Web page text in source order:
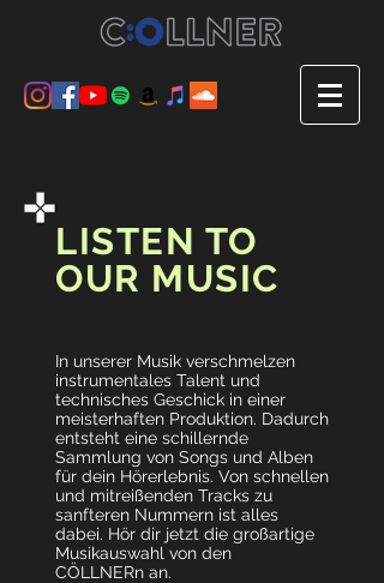
LISTEN TO
OUR MUSIC
In unserer Musik verschmelzen
instrumentales Talent und
technisches Geschick in einer
meisterhaften Produktion. Dadurch
entsteht eine schillernde
Sammlung von Songs und Alben
für dein Hörerlebnis. Von schnellen
und mitreißenden Tracks zu
sanfteren Nummern ist alles
dabei. Hör dir jetzt die großartige
Musikauswahl von den
CÖLLNERn an.